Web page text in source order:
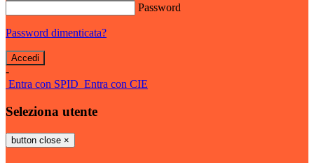
Password
Password dimenticata?
-
Entra con SPID Entra con CIE
Seleziona utente
button close ×